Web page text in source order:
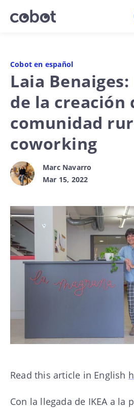
Cobot en español
Laia
de la creación
comunidad
coworking
Marc Navarro
Mar 15, 2022
Read this article in English
Con la llegada de IKEA a la